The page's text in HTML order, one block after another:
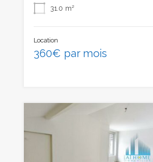
31.0 m²
Location
360€ par mois